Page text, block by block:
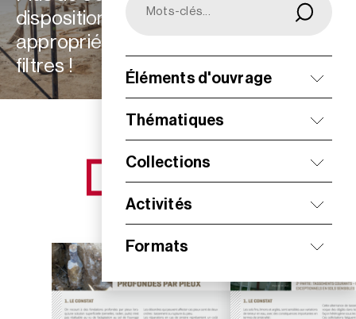
Éléments d'ouvrage
Thématiques
Collections
Activités
Formats
disposition : choisissez les plus
appropriées à vos besoins grâce aux
filtres !
NOS NOUVEAUTÉS